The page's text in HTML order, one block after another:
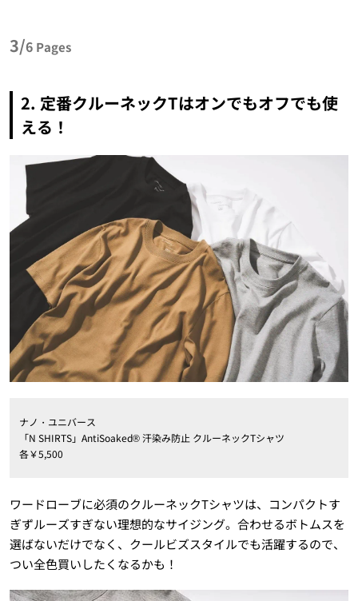
3/6 Pages
2. 定番クルーネックTはオンでもオフでも使
える！
ナノ・ユニバース
「N SHIRTS」AntiSoaked® 汗染み防止 クルーネックTシャツ
各￥5,500
ワードローブに必須のクルーネックTシャツは、コンパクトす
ぎずルーズすぎない理想的なサイジング。合わせるボトムスを
選ばないだけでなく、クールビズスタイルでも活躍するので、
つい全色買いしたくなるかも！